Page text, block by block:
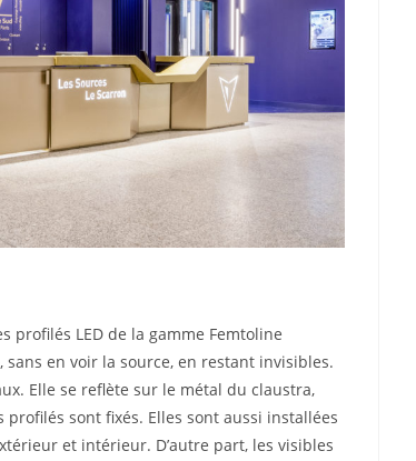
profilés LED de la gamme Femtoline
sans en voir la source, en restant invisibles.
Elle se reflète sur le métal du claustra,
sont fixés. Elles sont aussi installées
et intérieur. D’autre part, les visibles